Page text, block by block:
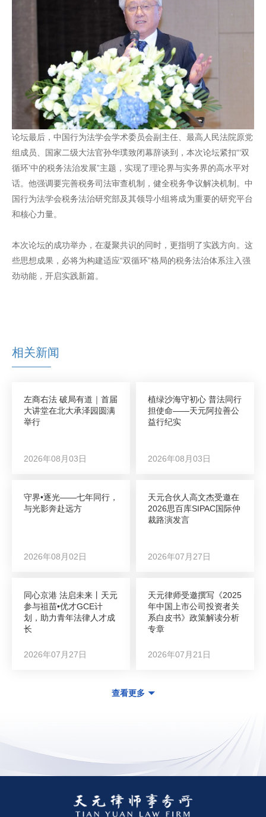
论坛最后，中国行为法学会学术委员会副主任、最高人民法院原党
组成员、国家二级大法官孙华璞致闭幕辞谈到，本次论坛紧扣“‘双
循环’中的税务法治发展”主题，实现了理论界与实务界的高水平对
话。他强调要完善税务司法审查机制，健全税务争议解决机制。中
国行为法学会税务法治研究部及其领导小组将成为重要的研究平台
和核心力量。
本次论坛的成功举办，在凝聚共识的同时，更指明了实践方向。这
些思想成果，必将为构建适应“双循环”格局的税务法治体系注入强
劲动能，开启实践新篇。
相关新闻
左商右法 破局有道｜首届
大讲堂在北大承泽园圆满
举行
2026年08月03日
植绿沙海守初心 普法同行
担使命——天元阿拉善公
益行纪实
2026年08月03日
守界•逐光——七年同行，
与光影奔赴远方
2026年08月02日
天元合伙人高文杰受邀在
2026思百库SIPAC国际仲
裁路演发言
2026年07月27日
同心京港 法启未来丨天元
参与祖苗•优才GCE计
划，助力青年法律人才成
长
2026年07月27日
天元律师受邀撰写《2025
年中国上市公司投资者关
系白皮书》政策解读分析
专章
2026年07月21日
查看更多